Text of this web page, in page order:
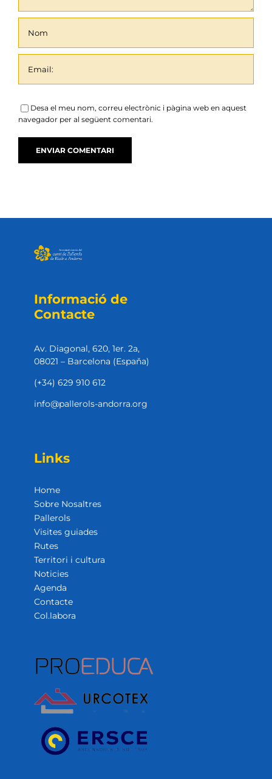
Desa el meu nom, correu electrònic i pàgina web en aquest
navegador per al següent comentari.
Informació de
Contacte
Av. Diagonal, 620, 1er. 2a,
08021 – Barcelona (Espaňa)
(+34) 629 910 612
info@pallerols-andorra.org
Links
Home
Sobre Nosaltres
Pallerols
Visites guiades
Rutes
Territori i cultura
Noticies
Agenda
Contacte
Col.labora